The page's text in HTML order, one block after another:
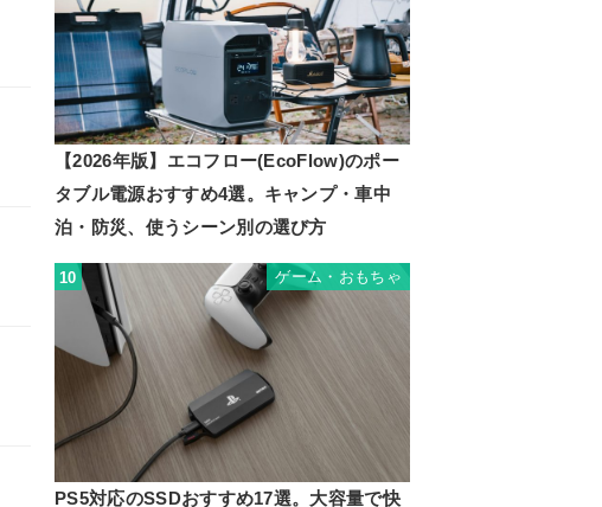
【2026年版】エコフロー(EcoFlow)のポー
タブル電源おすすめ4選。キャンプ・車中
泊・防災、使うシーン別の選び方
10 ゲーム・おもちゃ
PS5対応のSSDおすすめ17選。大容量で快